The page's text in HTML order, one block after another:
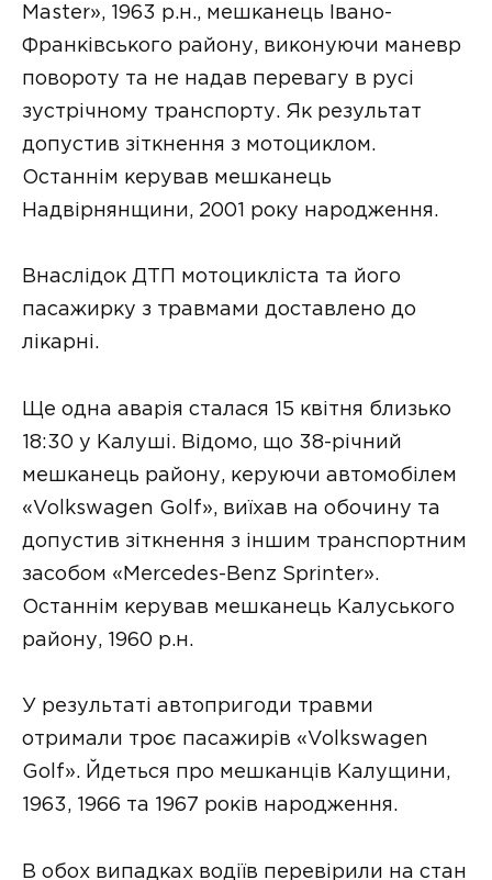
Master», 1963 р.н., мешканець Івано-
Франківського району, виконуючи маневр
повороту та не надав перевагу в русі
зустрічному транспорту. Як результат
допустив зіткнення з мотоциклом.
Останнім керував мешканець
Надвірнянщини, 2001 року народження.
Внаслідок ДТП мотоцикліста та його
пасажирку з травмами доставлено до
лікарні.
Ще одна аварія сталася 15 квітня близько
18:30 у Калуші. Відомо, що 38-річний
мешканець району, керуючи автомобілем
«Volkswagen Golf», виїхав на обочину та
допустив зіткнення з іншим транспортним
засобом «Mercedes-Benz Sprinter».
Останнім керував мешканець Калуського
району, 1960 р.н.
У результаті автопригоди травми
отримали троє пасажирів «Volkswagen
Golf». Йдеться про мешканців Калущини,
1963, 1966 та 1967 років народження.
В обох випадках водіїв перевірили на стан